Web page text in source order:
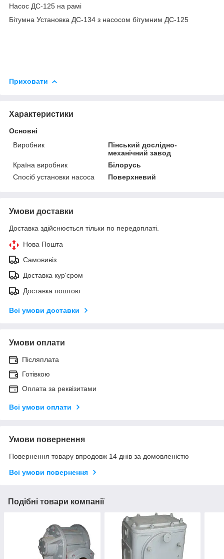
Насос ДС-125 на рамі
Бітумна Установка ДС-134 з насосом бітумним ДС-125
Приховати
Характеристики
Основні
Виробник
Пінський дослідно-
механічний завод
Країна виробник
Білорусь
Спосіб установки насоса
Поверхневий
Умови доставки
Доставка здійснюється тільки по передоплаті.
Нова Пошта
Самовивіз
Доставка кур'єром
Доставка поштою
Всі умови доставки
Умови оплати
Післяплата
Готівкою
Оплата за реквізитами
Всі умови оплати
Умови повернення
Повернення товару впродовж 14 днів за домовленістю
Всі умови повернення
Подібні товари компанії